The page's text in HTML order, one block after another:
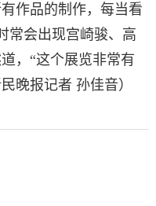
作品的制作，每当看
常会出现宫崎骏、高
，“这个展览非常有
晚报记者 孙佳音）